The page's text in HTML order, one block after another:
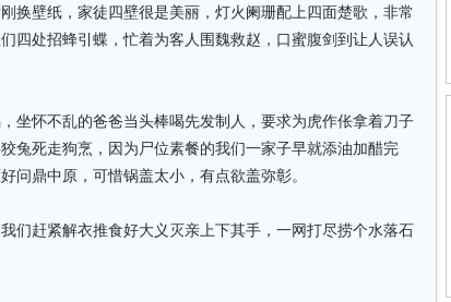
换壁纸，家徒四壁很是美丽，灯火阑珊配上四面楚歌，非常
四处招蜂引蝶，忙着为客人围魏救赵，口蜜腹剑到让人误认
坐怀不乱的爸爸当头棒喝先发制人，要求为虎作伥拿着刀子
兔死走狗烹，因为尸位素餐的我们一家子早就添油加醋完
问鼎中原，可惜锅盖太小，有点欲盖弥彰。
们赶紧解衣推食好大义灭亲上下其手，一网打尽捞个水落石